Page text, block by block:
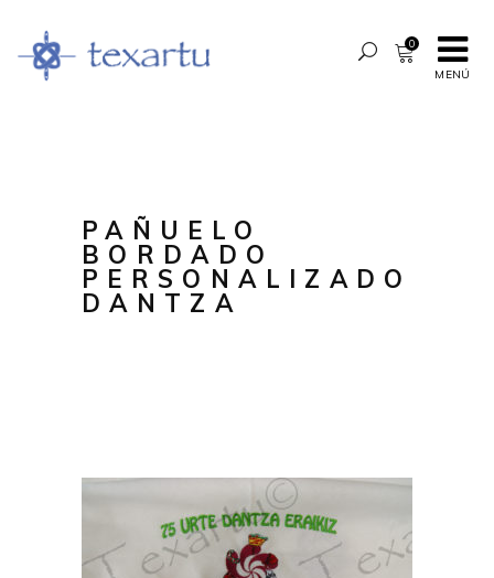
MENÚ
0
PAÑUELO
BORDADO
PERSONALIZADO
DANTZA